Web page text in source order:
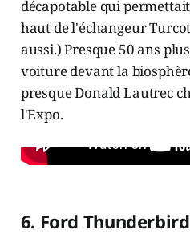
6. Ford Thunderbird